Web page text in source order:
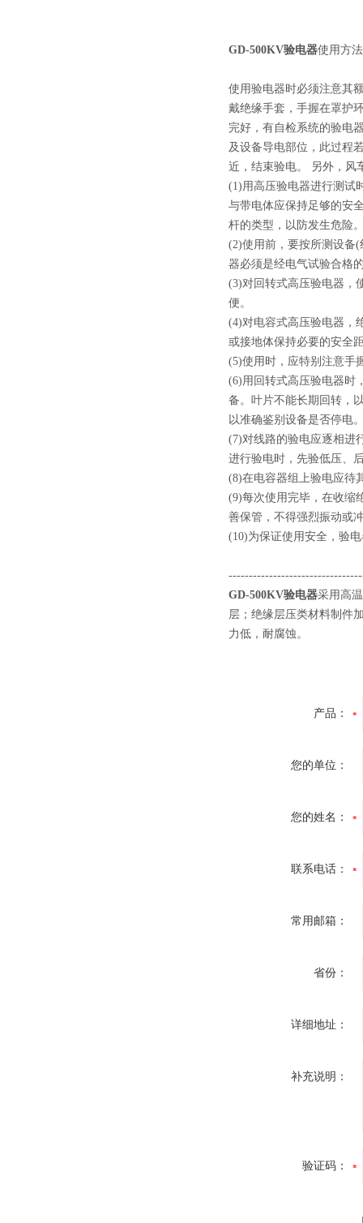
GD-500KV验电器使用方
使用验电器时必须注意其
戴绝缘手套，手握在罩护
完好，有自检系统的验电
及设备导电部位，此过程
近，结束验电。 另外，
(1)用高压验电器进行测试
与带电体应保持足够的安
杆的类型，以防发生
(2)使用前，要按所测设备
器必须是经电气试验
(3)对回转式高压验电器，
便。
(4)对电容式高压验电器，
或接地体保持必要的安全
(5)使用时，应特别注意手
(6)用回转式高压验电器时
备。叶片不能长期回转，
以准确鉴别设备是否
(7)对线路的验电应逐相进
进行验电时，先验低压
(8)在电容器组上验电应
(9)每次使用完毕，在收缩
善保管，不得强烈振动
(10)为保证使用安全，验
GD-500KV验电器采用高
层；绝缘层压类材料制件
力低，耐腐蚀。
产品：
您的单位：
您的姓名：
联系电话：
常用邮箱：
省份：
详细地址：
补充说明：
验证码：